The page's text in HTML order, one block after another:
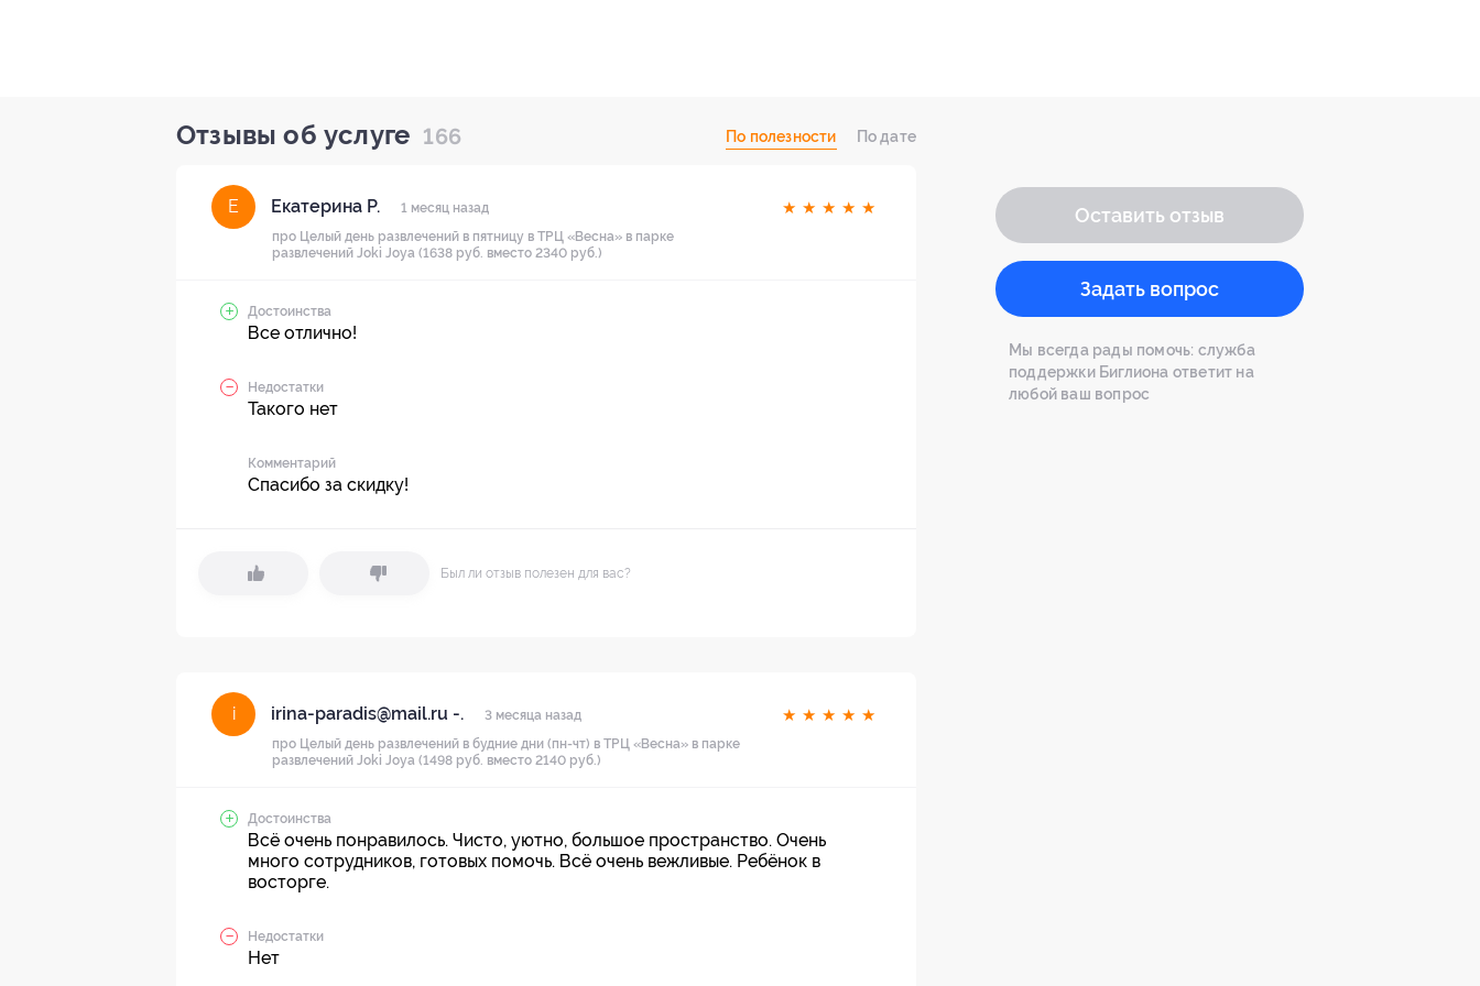
Отзывы об услуге 166 По полезности По дате
Е Екатерина Р. 1 месяц назад ★ ★ ★ ★ ★
про Целый день развлечений в пятницу в ТРЦ «Весна» в парке
развлечений Joki Joya (1638 руб. вместо 2340 руб.)
Достоинства
Все отлично!
Недостатки
Такого нет
Комментарий
Спасибо за скидку!
Был ли отзыв полезен для вас?
i irina-paradis@mail.ru -. 3 месяца назад ★ ★ ★ ★ ★
про Целый день развлечений в будние дни (пн-чт) в ТРЦ «Весна» в парке
развлечений Joki Joya (1498 руб. вместо 2140 руб.)
Достоинства
Всё очень понравилось. Чисто, уютно, большое пространство. Очень
много сотрудников, готовых помочь. Всё очень вежливые. Ребёнок в
восторге.
Недостатки
Нет
Оставить отзыв
Задать вопрос
Мы всегда рады помочь: служба
поддержки Биглиона ответит на
любой ваш вопрос